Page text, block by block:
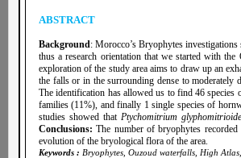
ABSTRACT
Background: Morocco’s Bryophytes investigations
thus a research orientation that we started with
exploration of the study area aims to draw up an
the falls or in the surrounding dense to moderately
The identification has allowed us to find 46
families (11%), and finally 1 single species of
studies showed that Ptychomitrium
Conclusions: The number of bryophytes
evolution of the bryological flora of the area.
Keywords : Bryophytes, Ouzoud waterfalls, High